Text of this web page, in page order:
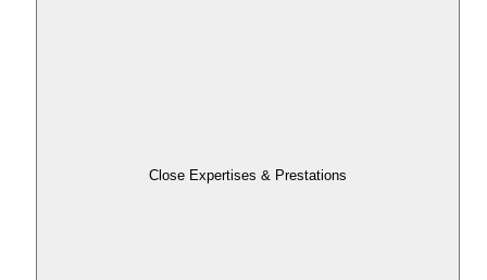
Close Expertises & Prestations